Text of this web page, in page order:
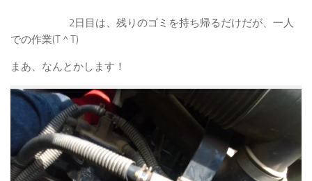
2日目は、残りのゴミを持ち帰るだけだが、一人
での作業(T ^ T)
まあ、なんとかします！